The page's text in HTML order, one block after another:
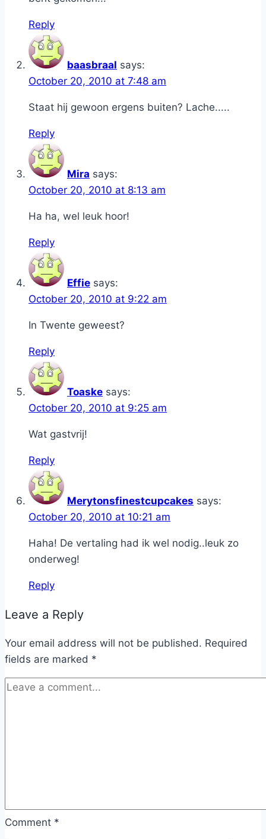
Reply
baasbraal says:
October 20, 2010 at 7:48 am
Staat hij gewoon ergens buiten? Lache.....
Reply
Mira says:
October 20, 2010 at 8:13 am
Ha ha, wel leuk hoor!
Reply
Effie says:
October 20, 2010 at 9:22 am
In Twente geweest?
Reply
Toaske says:
October 20, 2010 at 9:25 am
Wat gastvrij!
Reply
Merytonsfinestcupcakes says:
October 20, 2010 at 10:21 am
Haha! De vertaling had ik wel nodig..leuk zo
onderweg!
Reply
Leave a Reply
Your email address will not be published. Required
fields are marked *
Comment *